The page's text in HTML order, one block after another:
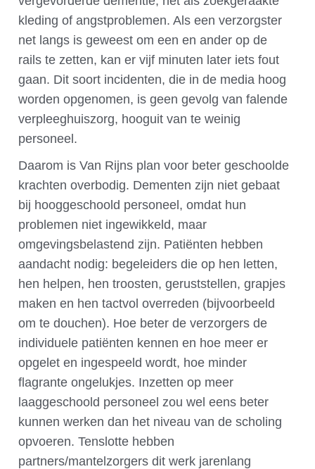
kleding of angstproblemen. Als een verzorgster
net langs is geweest om een en ander op de
rails te zetten, kan er vijf minuten later iets fout
gaan. Dit soort incidenten, die in de media hoog
worden opgenomen, is geen gevolg van falende
verpleeghuiszorg, hooguit van te weinig
personeel.
Daarom is Van Rijns plan voor beter geschoolde
krachten overbodig. Dementen zijn niet gebaat
bij hooggeschoold personeel, omdat hun
problemen niet ingewikkeld, maar
omgevingsbelastend zijn. Patiënten hebben
aandacht nodig: begeleiders die op hen letten,
hen helpen, hen troosten, geruststellen, grapjes
maken en hen tactvol overreden (bijvoorbeeld
om te douchen). Hoe beter de verzorgers de
individuele patiënten kennen en hoe meer er
opgelet en ingespeeld wordt, hoe minder
flagrante ongelukjes. Inzetten op meer
laaggeschoold personeel zou wel eens beter
kunnen werken dan het niveau van de scholing
opvoeren. Tenslotte hebben
partners/mantelzorgers dit werk jarenlang